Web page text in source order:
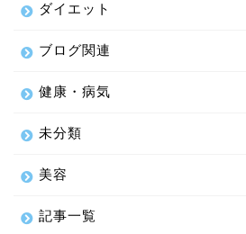
ダイエット
ブログ関連
健康・病気
未分類
美容
記事一覧